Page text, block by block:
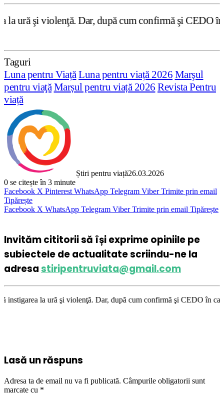
Dar, după cum confirmă şi CEDO în cazul
Taguri
Luna pentru ViațăLuna pentru viață 2026 Marşul
pentru viaţă Marșul pentru viață 2026 Revista Pentru
viață
Știri pentru viață26.03.2026
0 se citește în 3 minute
Facebook X Pinterest WhatsApp Telegram Viber Trimite prin email
Tipărește
Facebook X WhatsApp Telegram Viber Trimite prin email Tipărește
Invităm cititorii să își exprime opiniile pe
subiectele de actualitate scriindu-ne la
adresastiripentruviata@gmail.com
şi violenţă. Dar, după cum confirmă şi CEDO în cazul
Lasă un răspuns
Adresa ta de email nu va fi publicată. Câmpurile obligatorii sunt
marcate cu *